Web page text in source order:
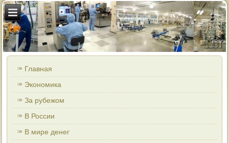
Главная
Экономика
За рубежом
В России
В мире денег